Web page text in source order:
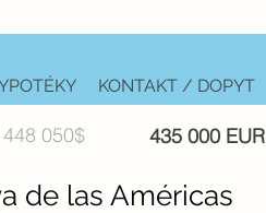
KONTAKT / DOPYT
050$ 435 000 EUR
de las Américas